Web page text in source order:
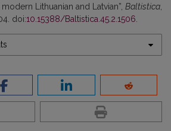
Lithuanian and Latvian”, Baltistica,
doi:10.15388/Baltistica.45.2.1506